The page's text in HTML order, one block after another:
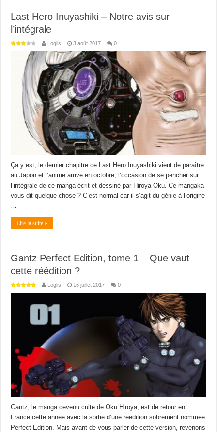
Last Hero Inuyashiki – Notre avis sur
l’intégrale
Loglis 3 août 2017 0
Ça y est, le dernier chapitre de Last Hero Inuyashiki vient de paraître
au Japon et l’anime arrive en octobre, l’occasion de se pencher sur
l’intégrale de ce manga écrit et dessiné par Hiroya Oku. Ce mangaka
vous dit quelque chose ? C’est normal car il s’agit du génie à l’origine
…
Lire la suite »
Gantz Perfect Edition, tome 1 – Que vaut
cette réédition ?
Loglis 16 juillet 2017 0
Gantz, le manga devenu culte de Oku Hiroya, est de retour en
France cette année avec la sortie d’une réédition sobrement nommée
Perfect Edition. Mais avant de vous parler de cette version, revenons